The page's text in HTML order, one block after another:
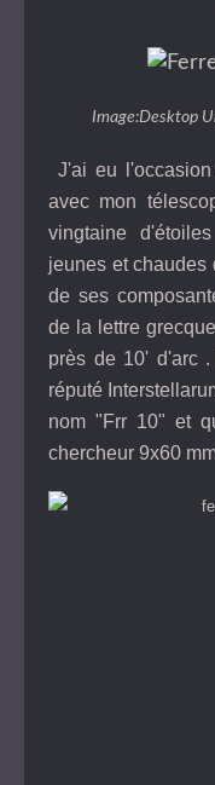
Image:Desktop
J'ai eu
avec mon
vingtaine
jeunes et chaudes
de ses
de la lettre
près de 10' d'arc
réputé
nom "Frr 10" et
chercheur 9x60